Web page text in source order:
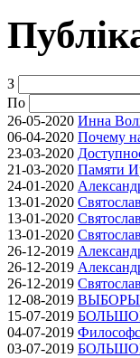
З
По
26-05-2020 Инна
06-04-2020 Почему
23-03-2020
21-03-2020 Памяти
24-01-2020
13-01-2020
13-01-2020
13-01-2020
26-12-2019
26-12-2019
26-12-2019
12-08-2019 ВЫБОРЫ
15-07-2019 БОЛЬШОЙ
04-07-2019
03-07-2019 БОЛЬШОЙ